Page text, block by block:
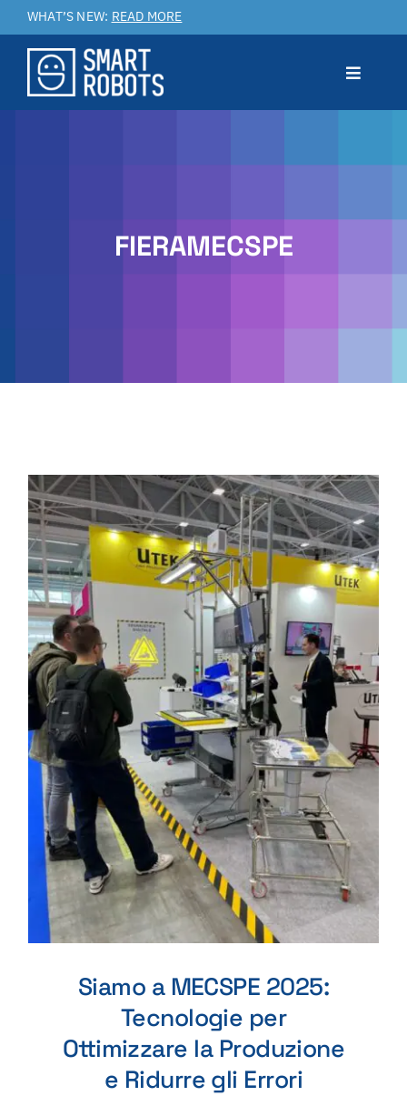
Salta
al
contenuto
WHAT’S NEW:READ MORE
Toggle
Case Studies
Contatti
Careers
Chi siamo
News
English
FIERAMECSPE
Siamo a MECSPE 2025:
Tecnologie per
Ottimizzare la Produzione
e Ridurre gli Errori